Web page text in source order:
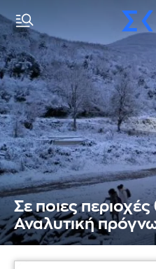
Σε ποιες περιοχές
Αναλυτική